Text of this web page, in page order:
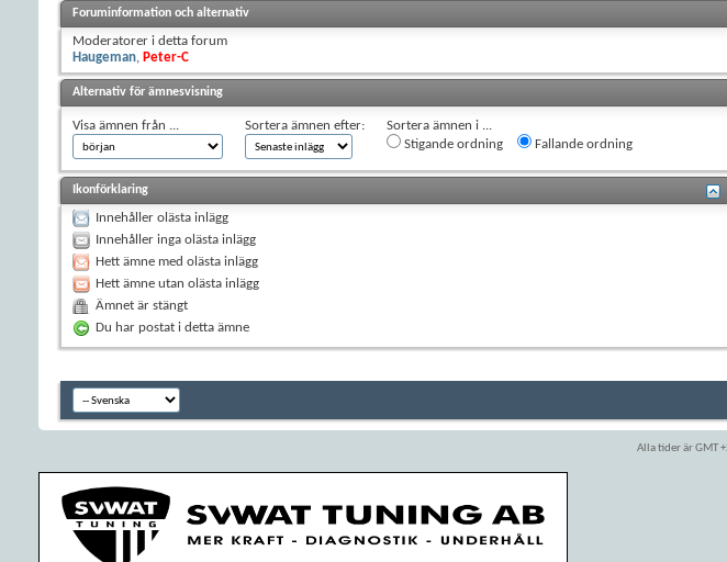
Foruminformation och alternativ
Moderatorer i detta forum
Haugeman, Peter-C
Alternativ för ämnesvisning
Visa ämnen från ... Sortera ämnen efter:
Sortera ämnen i ...
Stigande ordning
Fallande ordning
Ikonförklaring
Innehåller olästa inlägg
Innehåller inga olästa inlägg
Hett ämne med olästa inlägg
Hett ämne utan olästa inlägg
Ämnet är stängt
Du har postat i detta ämne
Alla tider är GMT